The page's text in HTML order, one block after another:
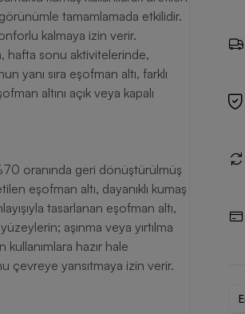
tamamlamada etkilidir.
kalmaya izin verir.
hafta sonu aktivitelerinde,
yanı sıra eşofman altı, farklı
altını açık veya kapalı
oranında geri dönüştürülmüş
eşofman altı, dayanıklı kumaş
tasarlanan eşofman altı,
aşınma veya yırtılma
hazır hale
çevreye yansıtmaya izin verir.